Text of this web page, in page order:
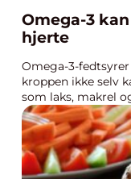
Omega-3
hjerte
Omega-3-
kroppen ikke selv
som laks, makrel